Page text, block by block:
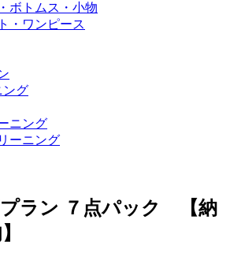
ボトムス・小物
・ワンピース
ング
ニング
ーニング
プラン ７点パック 【納